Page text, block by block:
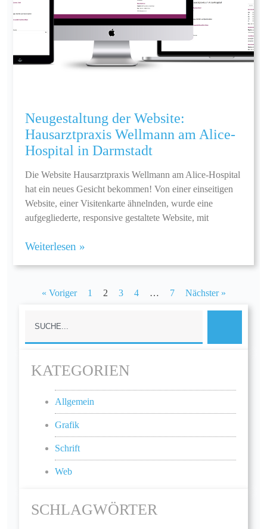
Neugestaltung der Website:
Hausarztpraxis Wellmann am Alice-
Hospital in Darmstadt
Die Website Hausarztpraxis Wellmann am Alice-Hospital
hat ein neues Gesicht bekommen! Von einer einseitigen
Website, einer Visitenkarte ähnelnden, wurde eine
aufgegliederte, responsive gestaltete Website, mit
Weiterlesen »
« Voriger 1 2 3 4 … 7 Nächster »
KATEGORIEN
Allgemein
Grafik
Schrift
Web
SCHLAGWÖRTER